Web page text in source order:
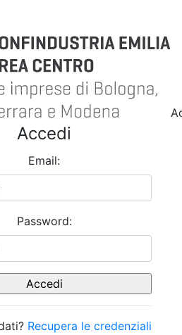
Accedi
Email:
Password:
Recupera le credenziali